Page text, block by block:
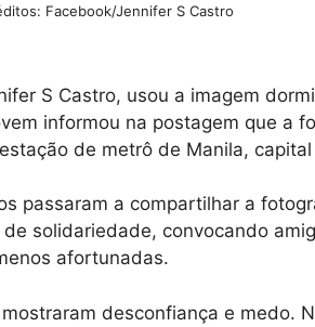
Facebook/Jennifer S Castro
S Castro, usou a imagem
informou na postagem que a
de metrô de Manila,
passaram a compartilhar a
solidariedade, convocando
afortunadas.
desconfiança e medo.